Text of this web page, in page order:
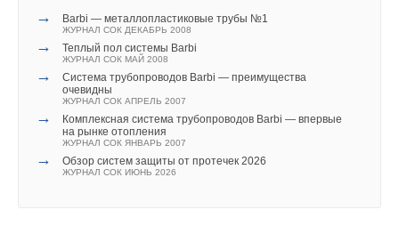
→ Barbi — металлопластиковые трубы №1
ЖУРНАЛ СОК ДЕКАБРЬ 2008
→ Теплый пол системы Barbi
ЖУРНАЛ СОК МАЙ 2008
→
Система трубопроводов Barbi — преимущества
очевидны
ЖУРНАЛ СОК АПРЕЛЬ 2007
→
Комплексная система трубопроводов Barbi — впервые
на рынке отопления
ЖУРНАЛ СОК ЯНВАРЬ 2007
→ Обзор систем защиты от протечек 2026
ЖУРНАЛ СОК ИЮНЬ 2026
Это объясняется более высокой оптимальной температурой
обмоток электродвигателя. С другой стороны, это позволяет
устранить избыточный перегрев пара на всасывании.
Компактность кондиционеров на фреоне HFC410a
объясняется еще и тем, что выигрышные теплофизические
характеристики позволяют минимизировать площадь и
размеры теплообменников. Преимущества HFC410a
особенно очевидны для систем с водяным охлаждением
конденсатора.